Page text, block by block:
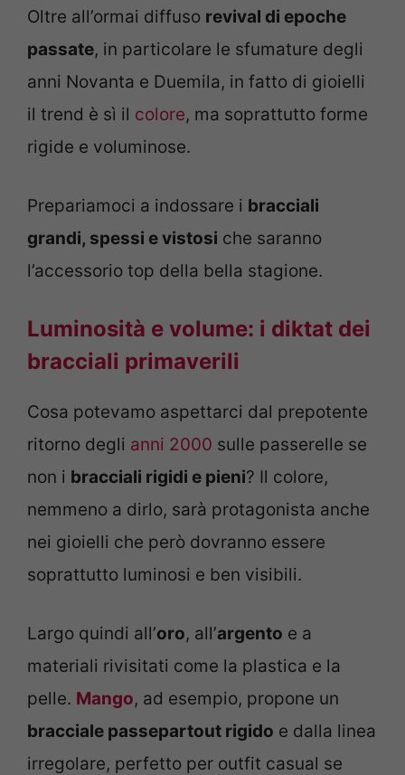
Oltre all’ormai diffuso revival di epoche
passate, in particolare le sfumature degli
anni Novanta e Duemila, in fatto di gioielli
il trend è sì il colore, ma soprattutto forme
rigide e voluminose.
Prepariamoci a indossare i bracciali
grandi, spessi e vistosi che saranno
l’accessorio top della bella stagione.
Luminosità e volume: i diktat dei
bracciali primaverili
Cosa potevamo aspettarci dal prepotente
ritorno degli anni 2000 sulle passerelle se
non i bracciali rigidi e pieni? Il colore,
nemmeno a dirlo, sarà protagonista anche
nei gioielli che però dovranno essere
soprattutto luminosi e ben visibili.
Largo quindi all’oro, all’argento e a
materiali rivisitati come la plastica e la
pelle. Mango, ad esempio, propone un
bracciale passepartout rigido e dalla linea
irregolare, perfetto per outfit casual se